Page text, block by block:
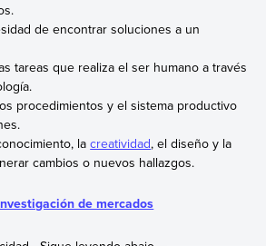
de encontrar soluciones a un
tareas que realiza el ser humano a través
procedimientos y el sistema productivo
lacreatividad, el diseño y la
cambios o nuevos hallazgos.
de mercados